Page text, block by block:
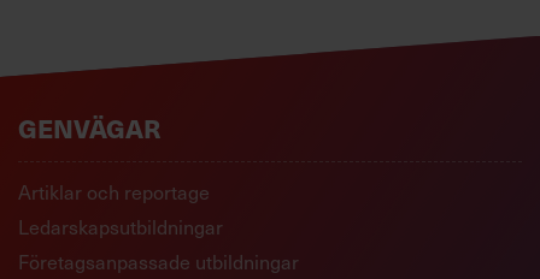
GENVÄGAR
Artiklar och reportage
Ledarskapsutbildningar
Företagsanpassade utbildningar